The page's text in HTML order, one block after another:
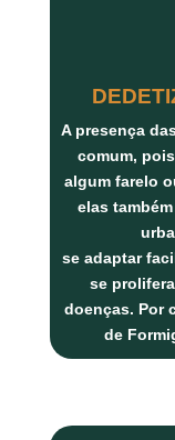
A presença
comum,
algum farelo
elas
se adaptar
se
doenças. Por
de